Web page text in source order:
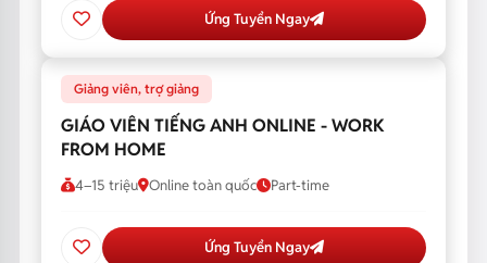
Ứng Tuyển Ngay
Giảng viên, trợ giảng
GIÁO VIÊN TIẾNG ANH ONLINE - WORK
FROM HOME
4–15 triệu Online toàn quốc Part-time
Ứng Tuyển Ngay